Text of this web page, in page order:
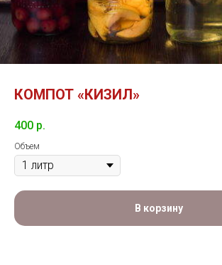
КОМПОТ «КИЗИЛ»
400 р.
Объем
В корзину